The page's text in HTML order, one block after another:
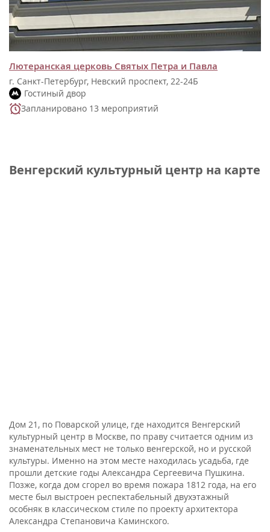
Лютеранская церковь Святых Петра и Павла
г. Санкт-Петербург, Невский проспект, 22-24Б
Гостиный двор
Запланировано 13 мероприятий
Венгерский культурный центр на карте
Дом 21, по Поварской улице, где находится Венгерский
культурный центр в Москве, по праву считается одним из
знаменательных мест не только венгерской, но и русской
культуры. Именно на этом месте находилась усадьба, где
прошли детские годы Александра Сергеевича Пушкина.
Позже, когда дом сгорел во время пожара 1812 года, на его
месте был выстроен респектабельный двухэтажный
особняк в классическом стиле по проекту архитектора
Александра Степановича Каминского.